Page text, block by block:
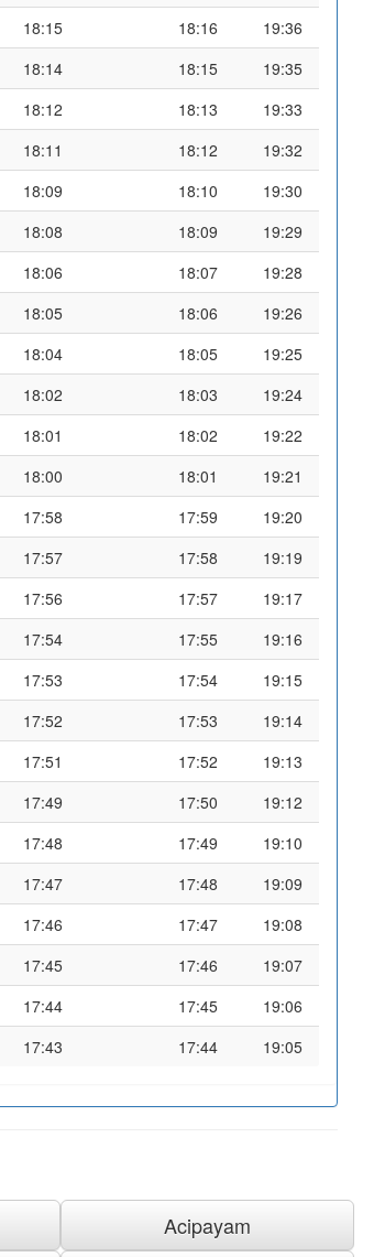
18:15 18:16
19:36
18:14 18:15
19:35
18:12 18:13
19:33
18:11 18:12
19:32
18:09 18:10
19:30
18:08 18:09
19:29
18:06 18:07
19:28
18:05 18:06
19:26
18:04 18:05
19:25
18:02 18:03
19:24
18:01 18:02
19:22
18:00 18:01
19:21
17:58 17:59
19:20
17:57 17:58
19:19
17:56 17:57
19:17
17:54 17:55
19:16
17:53 17:54
19:15
17:52 17:53
19:14
17:51 17:52
19:13
17:49 17:50
19:12
17:48 17:49
19:10
17:47 17:48
19:09
17:46 17:47
19:08
17:45 17:46
19:07
17:44 17:45
19:06
17:43 17:44 19:05
Acipayam